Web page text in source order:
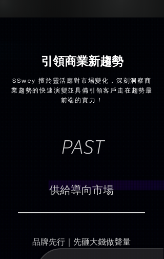
引領商業新趨勢
SSwey 擅於靈活應對市場變化，深刻洞察商
業趨勢的快速演變並具備引領客戶走在趨勢最
前端的實力！
PAST
​供給導向市場
品牌先行｜先砸大錢做聲量